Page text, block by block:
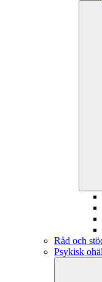
Råd och
Psykisk